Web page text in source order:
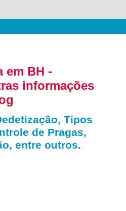
em BH -
informações
Tipos
de Pragas,
entre outros.